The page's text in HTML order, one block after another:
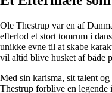
Ole Thestrup var en af
efterlod et stort tomrum i
unikke evne til at skabe
vil altid blive husket af både
Med sin karisma, sit talent
Thestrup forblive en legende